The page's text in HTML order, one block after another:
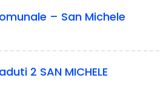
– San Michele
2 SAN MICHELE